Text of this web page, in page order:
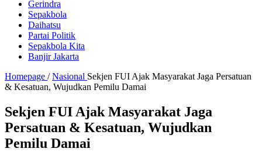
Gerindra
Sepakbola
Daihatsu
Partai Politik
Sepakbola Kita
Banjir Jakarta
Homepage / Nasional Sekjen FUI Ajak Masyarakat Jaga Persatuan
& Kesatuan, Wujudkan Pemilu Damai
Sekjen FUI Ajak Masyarakat Jaga
Persatuan & Kesatuan, Wujudkan
Pemilu Damai